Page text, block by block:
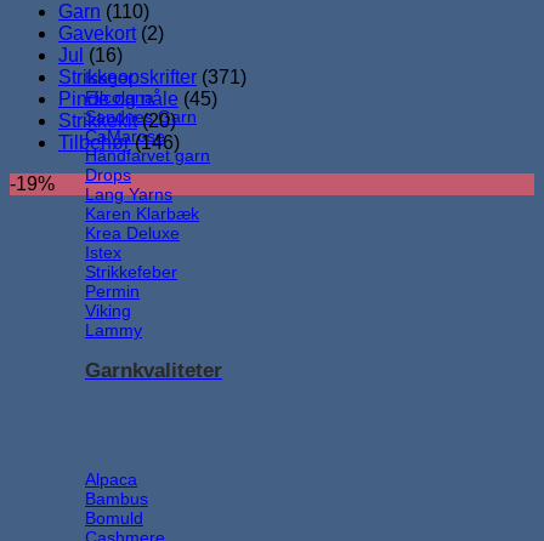
Isager
Filcolana
Sandnes Garn
CaMarose
Håndfarvet garn
Drops
Lang Yarns
Karen Klarbæk
Krea Deluxe
Istex
Strikkefeber
Permin
Viking
Lammy
Garnkvaliteter
Alpaca
Bambus
Bomuld
Garn (110)
Gavekort (2)
Jul (16)
Strikkeopskrifter (371)
Pinde og nåle (45)
Strikkekit (20)
Tilbehør (146)
-19%